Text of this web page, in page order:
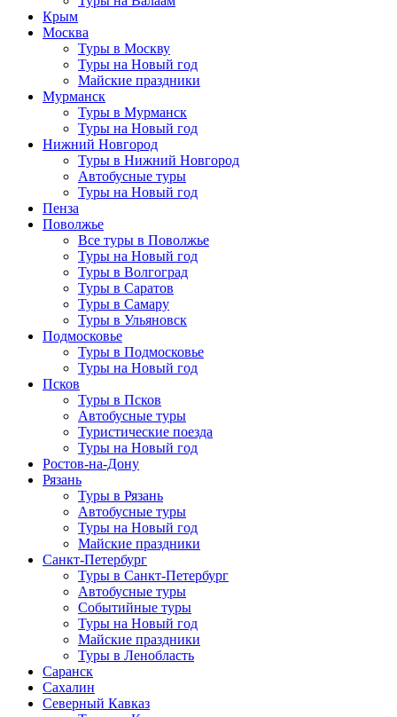
Крым
Москва
Туры в Москву
Туры на Новый год
Майские праздники
Мурманск
Туры в Мурманск
Туры на Новый год
Нижний Новгород
Туры в Нижний Новгород
Автобусные туры
Туры на Новый год
Пенза
Поволжье
Все туры в Поволжье
Туры на Новый год
Туры в Волгоград
Туры в Саратов
Туры в Самару
Туры в Ульяновск
Подмосковье
Туры в Подмосковье
Туры на Новый год
Псков
Туры в Псков
Автобусные туры
Туристические поезда
Туры на Новый год
Ростов-на-Дону
Рязань
Туры в Рязань
Автобусные туры
Туры на Новый год
Майские праздники
Санкт-Петербург
Туры в Санкт-Петербург
Автобусные туры
Событийные туры
Туры на Новый год
Майские праздники
Туры в Ленобласть
Саранск
Сахалин
Северный Кавказ